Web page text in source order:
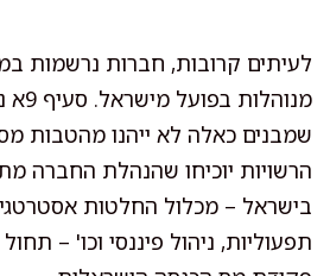
לעיתים קרובות, חברות נרשמות
שמבנים כאלה לא ייהנו מהטבות
הרשויות יוכיחו שהנהלת החברה
בישראל – מכלול החלטות
תפעוליות, ניהול פיננסי וכו' –